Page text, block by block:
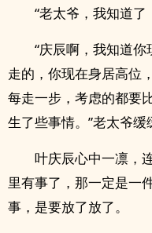
“老太爷，我知道
“庆辰啊，我知道
走的，你现在身居高位
每走一步，考虑的都要
生了些事情。”老太爷缓
叶庆辰心中一凛，
里有事了，那一定是一
事，是要放了放了。